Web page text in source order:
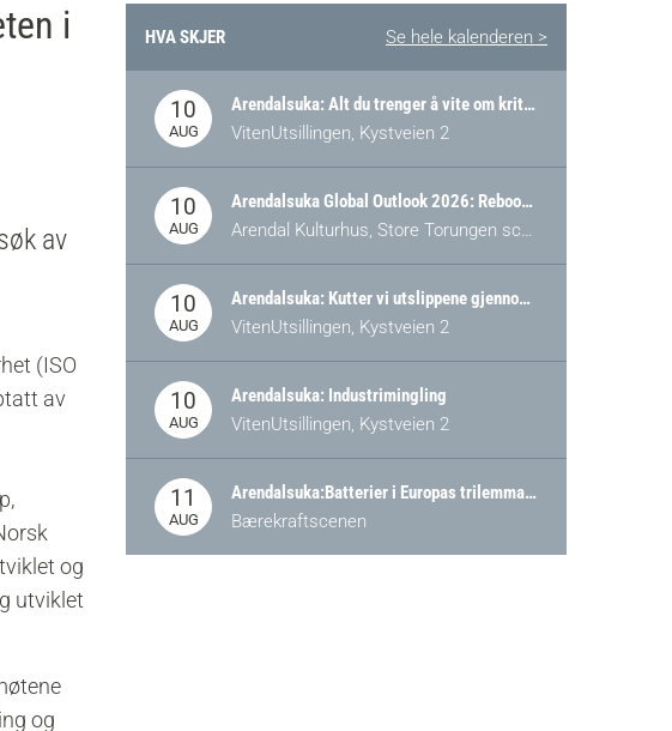
i
av
(ISO
av
og
utviklet
og
HVA SKJER Se hele kalenderen >
10
AUG
Arendalsuka: Alt du trenger å vite om kritiske og strategiske verdikjeder i Norge
VitenUtsillingen, Kystveien 2
10
AUG
Arendalsuka Global Outlook 2026: Rebooting Democracy for a New World Order
Arendal Kulturhus, Store Torungen scene
10
AUG
Arendalsuka: Kutter vi utslippene gjennom omstilling – eller tap av industri?
VitenUtsillingen, Kystveien 2
10
AUG
Arendalsuka: Industrimingling
VitenUtsillingen, Kystveien 2
11
AUG
Arendalsuka:Batterier i Europas trilemma: Energisikkerhet, konkurransekraft og bærekraft (Battery Norway-arrangement)
Bærekraftscenen